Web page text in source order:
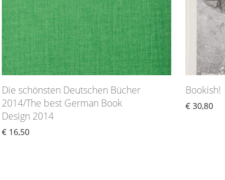
Die schönsten Deutschen Bücher
2014/The best German Book
Design 2014
€ 16,50
Bookish!
€ 30,80